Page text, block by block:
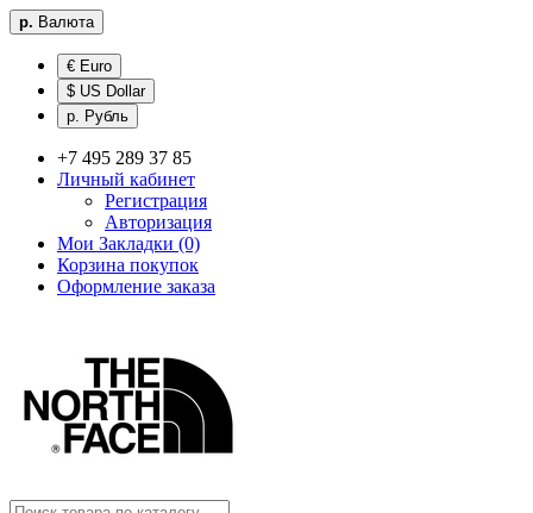
р. Валюта
€ Euro
$ US Dollar
р. Рубль
+7 495 289 37 85
Личный кабинет
Регистрация
Авторизация
Мои Закладки (0)
Корзина покупок
Оформление заказа